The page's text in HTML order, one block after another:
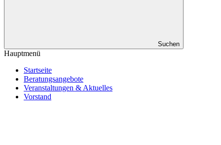
Suchen
Hauptmenü
Startseite
Beratungsangebote
Veranstaltungen & Aktuelles
Vorstand